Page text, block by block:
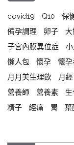
covid19 Q10 保
備孕調理
卵子
子宮內膜異位症
懶人包
懷孕 懷孕
月月美生理飲
月經
營養師
營養素
精子
經痛 胃 葉